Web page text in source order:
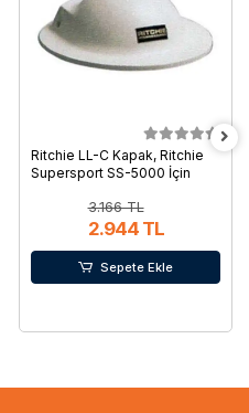
Ritchie LL-C Kapak, Ritchie
Supersport SS-5000 İçin
3.166 TL
2.944 TL
Sepete Ekle